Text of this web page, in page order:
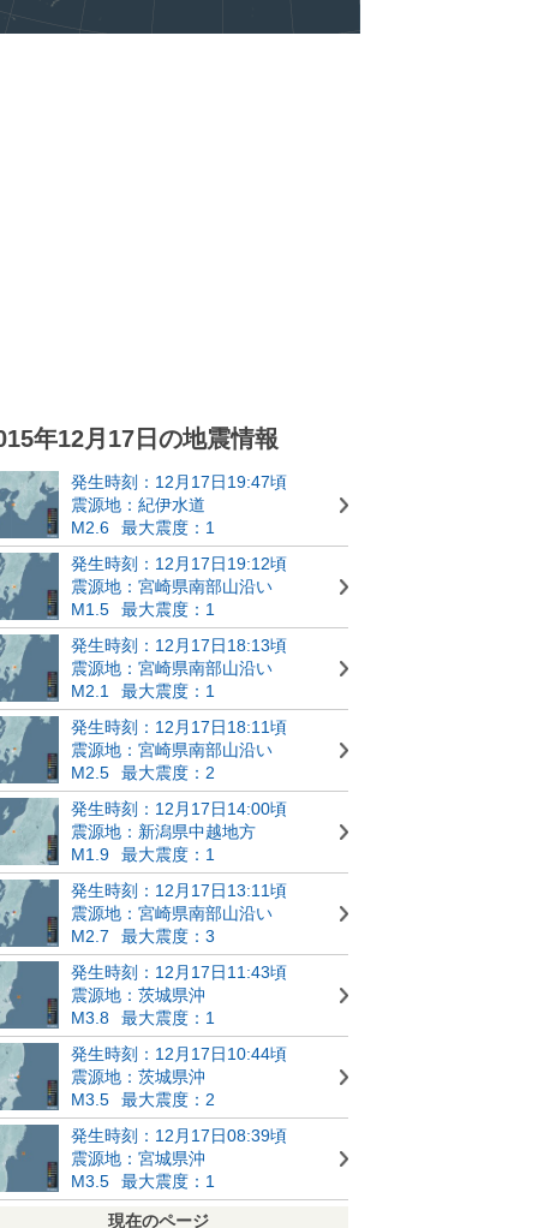
年12月17日の地震情報
発生時刻：12月17日19:47頃
震源地：紀伊水道
M2.6
最大震度：1
発生時刻：12月17日19:12頃
震源地：宮崎県南部山沿い
M1.5
最大震度：1
発生時刻：12月17日18:13頃
震源地：宮崎県南部山沿い
M2.1
最大震度：1
発生時刻：12月17日18:11頃
震源地：宮崎県南部山沿い
M2.5
最大震度：2
発生時刻：12月17日14:00頃
震源地：新潟県中越地方
M1.9
最大震度：1
発生時刻：12月17日13:11頃
震源地：宮崎県南部山沿い
M2.7
最大震度：3
発生時刻：12月17日11:43頃
震源地：茨城県沖
M3.8
最大震度：1
発生時刻：12月17日10:44頃
震源地：茨城県沖
M3.5
最大震度：2
発生時刻：12月17日08:39頃
震源地：宮城県沖
M3.5
最大震度：1
現在のページ